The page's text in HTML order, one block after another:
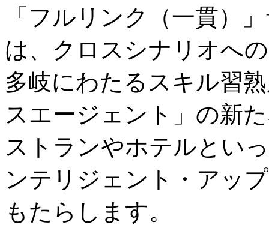
「フルリンク（一貫）
は、クロスシナリオへ
多岐にわたるスキル習
スエージェント」の新
ストランやホテルとい
ンテリジェント・アッ
もたらします。